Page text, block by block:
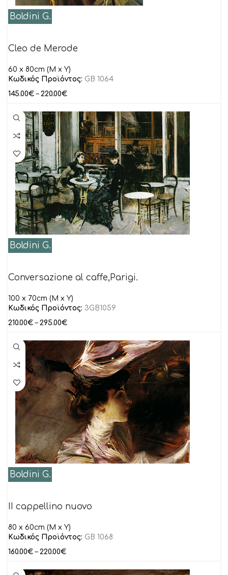
Boldini G.
Cleo de Merode
60 x 80cm (M x Y)
Κωδικός Προϊόντος: GB 1064
145.00€ – 220.00€
Boldini G.
Conversazione al caffe,Parigi.
100 x 70cm (M x Y)
Κωδικός Προϊόντος: 3GB1059
210.00€ – 295.00€
Boldini G.
II cappellino nuovo
80 x 60cm (M x Y)
Κωδικός Προϊόντος: GB 1068
160.00€ – 220.00€